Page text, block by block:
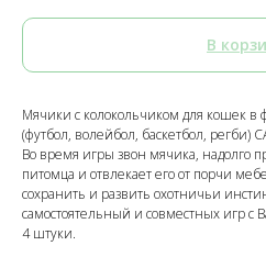
В
Мячики с колокольчиком для кошек
(футбол, волейбол, баскетбол,
Во время игры звон мячика, надолго
питомца и отвлекает его от порчи
сохранить и развить охотничьи
самостоятельный и совместных игр
4 штуки.